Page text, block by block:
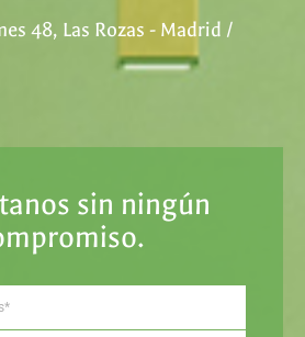
48, Las Rozas - Madrid /
sin ningún